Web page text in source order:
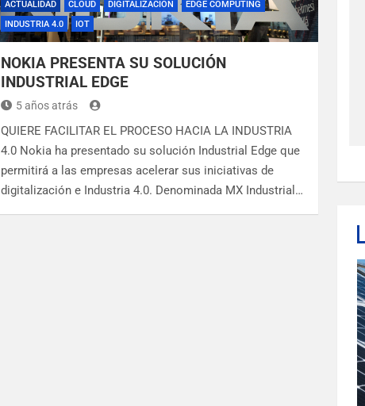
ACTUALIDAD CLOUD DIGITALIZACIÓN
EDGE COMPUTING
INDUSTRIA 4.0
IOT
NOKIA PRESENTA SU SOLUCIÓN
INDUSTRIAL EDGE
5 años atrás
QUIERE FACILITAR EL PROCESO HACIA LA INDUSTRIA
4.0 Nokia ha presentado su solución Industrial Edge que
permitirá a las empresas acelerar sus iniciativas de
digitalización e Industria 4.0. Denominada MX Industrial…